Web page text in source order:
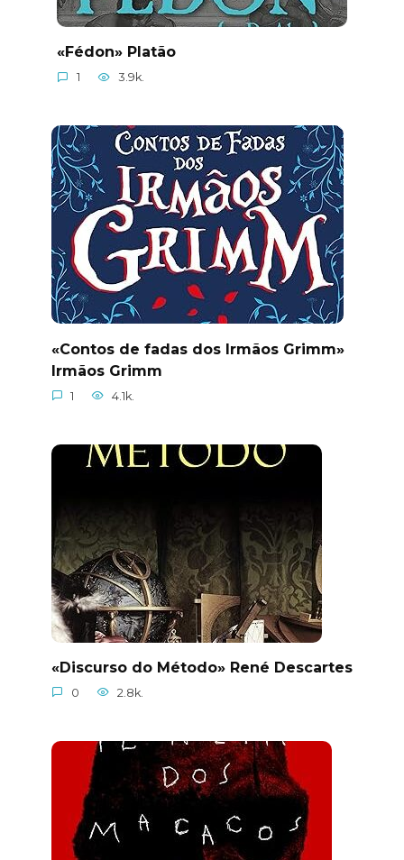
«Fédon» Platão
1 3.9k.
«Contos de fadas dos Irmãos Grimm»
Irmãos Grimm
1 4.1k.
«Discurso do Método» René Descartes
0 2.8k.